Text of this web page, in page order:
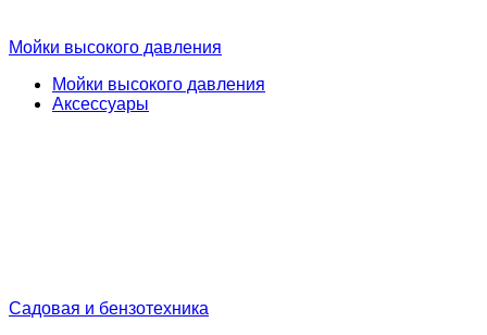
Мойки высокого давления
Мойки высокого давления
Аксессуары
Садовая и бензотехника